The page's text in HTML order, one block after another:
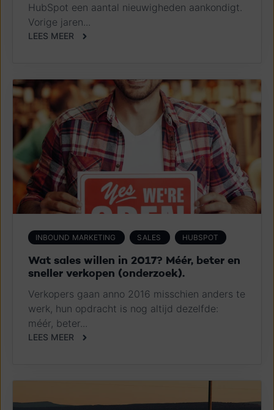
HubSpot een aantal nieuwigheden aankondigt.
Vorige jaren...
LEES MEER
INBOUND MARKETING SALES HUBSPOT
Wat sales willen in 2017? Méér, beter en
sneller verkopen (onderzoek).
Verkopers gaan anno 2016 misschien anders te
werk, hun opdracht is nog altijd dezelfde:
méér, beter...
LEES MEER